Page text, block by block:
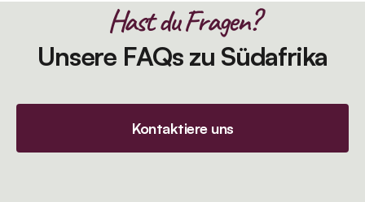
Hast du Fragen?
Unsere FAQs zu Südafrika
Kontaktiere uns